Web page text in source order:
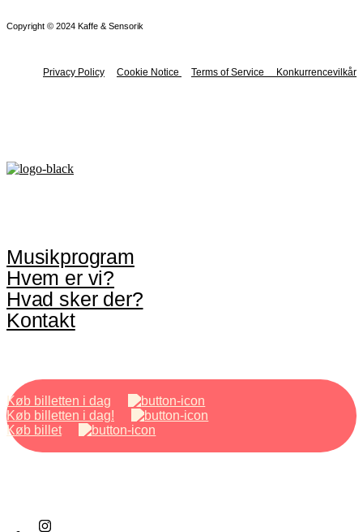
Copyright © 2024 Kaffe & Sensorik
Privacy Policy Cookie Notice Terms of Service Konkurrencevilkår
Musikprogram
Hvem er vi?
Hvad sker der?
Kontakt
Køb billetten i dag
Køb billetten i dag!
Køb billet